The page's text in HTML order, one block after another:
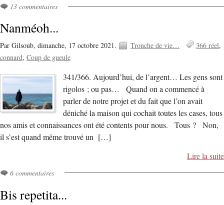
13 commentaires
Nanméoh...
Par Gilsoub, dimanche, 17 octobre 2021. Tronche de vie…
366 réel
connard Coup de gueule
341/366. Aujourd’hui, de l’argent… Les gens sont
rigolos ; ou pas… Quand on a commencé à
parler de notre projet et du fait que l’on avait
déniché la maison qui cochait toutes les cases, tous
nos amis et connaissances ont été contents pour nous. Tous ? Non,
il s’est quand même trouvé un […]
Lire la suite
6 commentaires
Bis repetita...